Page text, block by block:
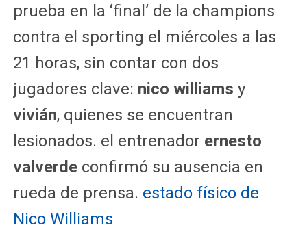
prueba en la ‘final’ de la champions
contra el sporting el miércoles a las
21 horas, sin contar con dos
jugadores clave: nico williams y
vivián, quienes se encuentran
lesionados. el entrenador ernesto
valverdeconfirmó su ausencia en
rueda de prensa. estado físico de
Nico Williams